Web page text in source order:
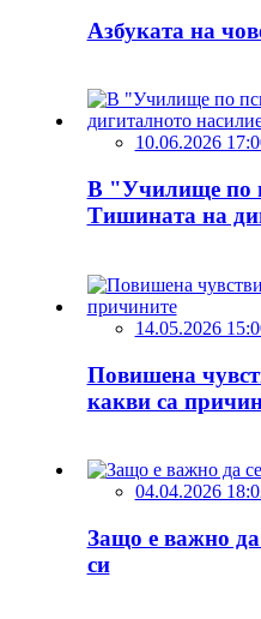
Азбуката на
10.06.2026
В "Училище по
Тишината на
14.05.2026
Повишена
какви са
04.04.2026
Защо е важно да
си